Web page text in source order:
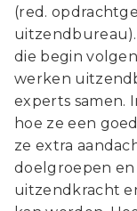
(red.
uitzendbureau).
die begin
werken
experts samen.
hoe ze een
ze extra
doelgroepen
uitzendkracht